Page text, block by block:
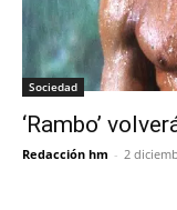
Sociedad
‘Rambo’
Redacción hm - 2